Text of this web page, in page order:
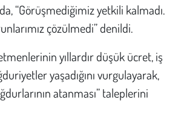
“Görüşmediğimiz yetkili kalmadı.
çözülmedi” denildi.
yıllardır düşük ücret, iş
yaşadığını vurgulayarak,
atanması” taleplerini